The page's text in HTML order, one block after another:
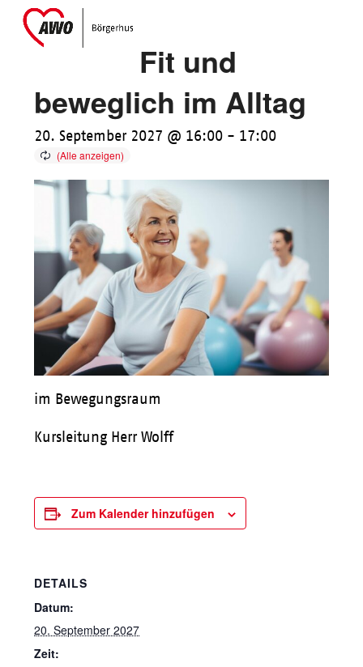
SkipOpen
mobile
Close
mobile
Fit und
beweglich im Alltag
20. September 2027 @ 16:00 - 17:00
im Bewegungsraum
Kursleitung Herr Wolff
Zum Kalender hinzufügen
DETAILS
Datum:
20. September 2027
Zeit: